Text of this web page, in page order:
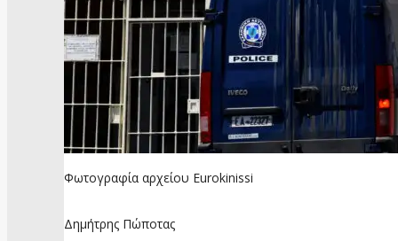
Φωτογραφία αρχείου Eurokinissi
Δημήτρης Πώποτας